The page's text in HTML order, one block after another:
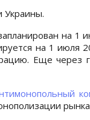
Украины.
на 1
на 1 июля
Еще через
рынка